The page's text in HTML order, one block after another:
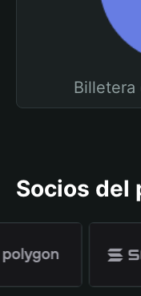
Billetera
Socios del